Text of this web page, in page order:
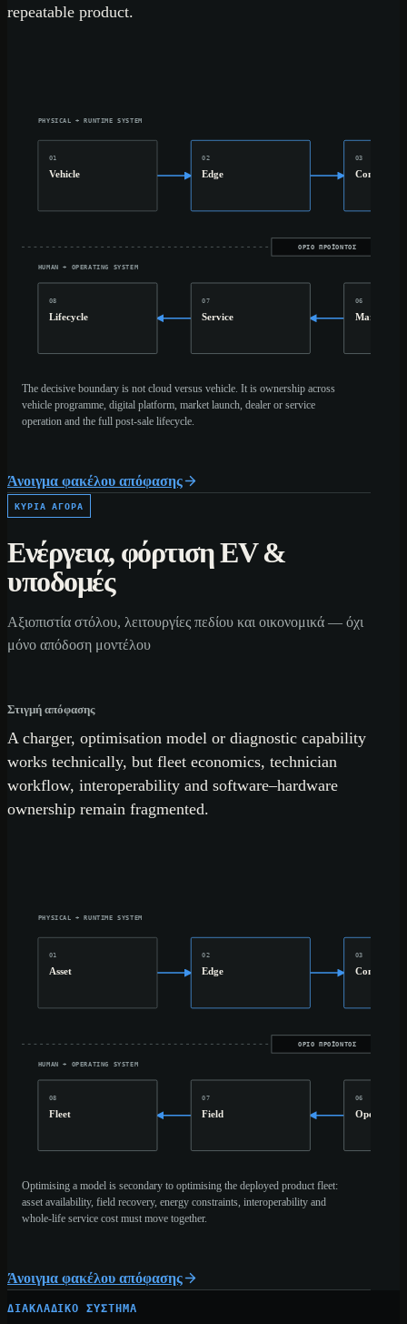
repeatable product.
PHYSICAL + RUNTIME SYSTEM
ΌΡΙΟ ΠΡΟΪΌΝΤΟΣ
HUMAN + OPERATING SYSTEM
01
Vehicle
02
Edge
03
Connect
06
Market
07
Service
08
Lifecycle
The decisive boundary is not cloud versus vehicle. It is ownership across
vehicle programme, digital platform, market launch, dealer or service
operation and the full post-sale lifecycle.
Άνοιγμα φακέλου απόφασης
ΚΎΡΙΑ ΑΓΟΡΆ
Ενέργεια, φόρτιση EV &
υποδομές
Αξιοπιστία στόλου, λειτουργίες πεδίου και οικονομικά — όχι
μόνο απόδοση μοντέλου
Στιγμή απόφασης
A charger, optimisation model or diagnostic capability
works technically, but fleet economics, technician
workflow, interoperability and software–hardware
ownership remain fragmented.
PHYSICAL + RUNTIME SYSTEM
ΌΡΙΟ ΠΡΟΪΌΝΤΟΣ
HUMAN + OPERATING SYSTEM
01
Asset
02
Edge
03
Connect
06
Operator
07
Field
08
Fleet
Optimising a model is secondary to optimising the deployed product fleet:
asset availability, field recovery, energy constraints, interoperability and
whole-life service cost must move together.
Άνοιγμα φακέλου απόφασης
ΔΙΑΚΛΑΔΙΚΌ ΣΎΣΤΗΜΑ